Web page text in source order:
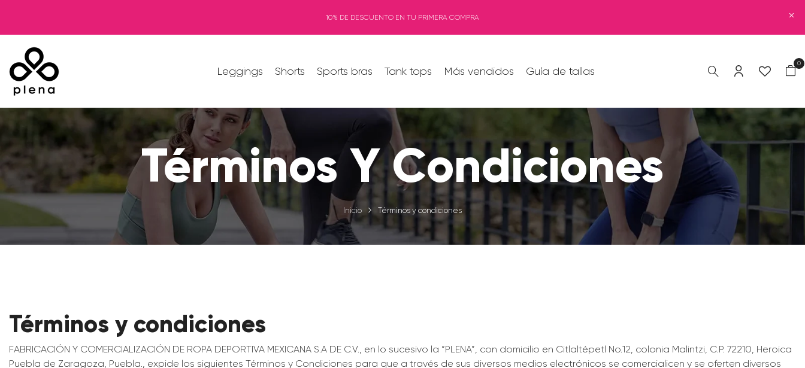
10% DE DESCUENTO EN TU PRIMERA COMPRA
Leggings Shorts Sports bras Tank tops Más vendidos Guía de tallas
0
Términos Y Condiciones
Inicio Términos y condiciones
Términos y condiciones
FABRICACIÓN Y COMERCIALIZACIÓN DE ROPA DEPORTIVA MEXICANA S.A DE C.V., en lo sucesivo la “PLENA”, con domicilio en Citlaltépetl No.12, colonia Malintzi, C.P. 72210, Heroica
Puebla de Zaragoza, Puebla., expide los siguientes Términos y Condiciones para que a través de sus diversos medios electrónicos se comercialicen y se oferten diversos